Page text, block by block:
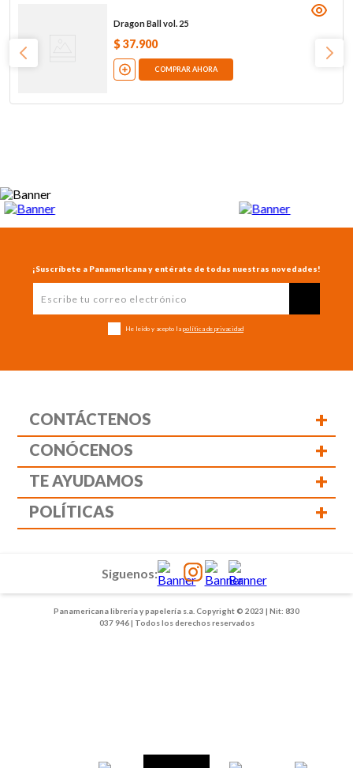
Dragon Ball vol. 25
$ 37.900
COMPRAR AHORA
¡Suscríbete a Panamericana y entérate de todas nuestras novedades!
He leído y acepto la política de privacidad
CONTÁCTENOS +
CONÓCENOS +
TE AYUDAMOS +
POLÍTICAS +
Panamericana librería y papelería s.a. Copyright © 2023 | Nit: 830
037 946 | Todos los derechos reservados
Siguenos: